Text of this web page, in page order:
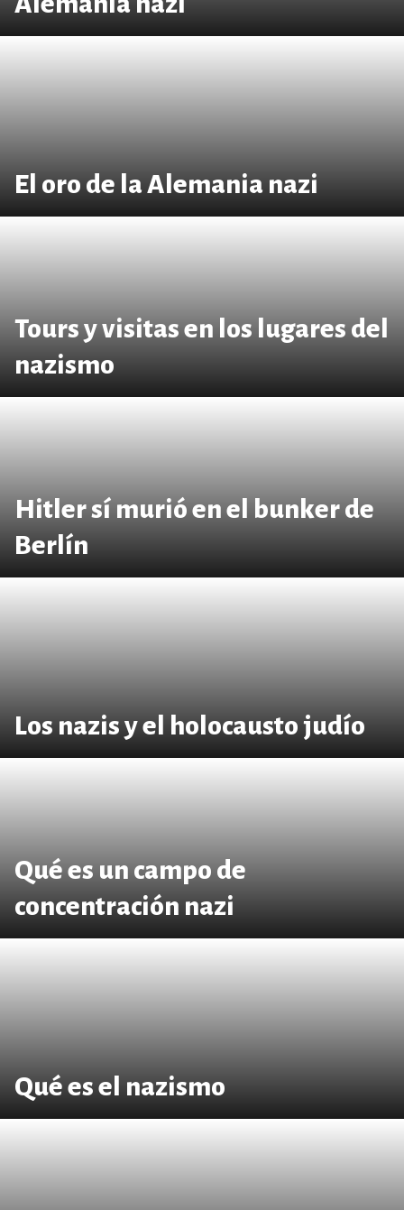
El oro de la Alemania nazi
Tours y visitas en los lugares del
nazismo
Hitler sí murió en el bunker de
Berlín
Los nazis y el holocausto judío
Qué es un campo de
concentración nazi
Qué es el nazismo